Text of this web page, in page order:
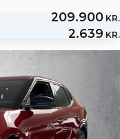
209.900 KR.
2.639 KR.